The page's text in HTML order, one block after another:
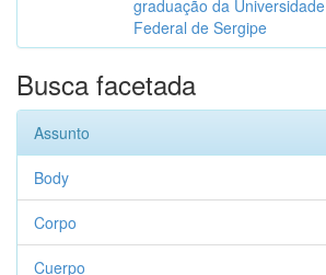
graduação da Universidade
Federal de Sergipe
Busca facetada
Assunto
Body
Corpo
Cuerpo